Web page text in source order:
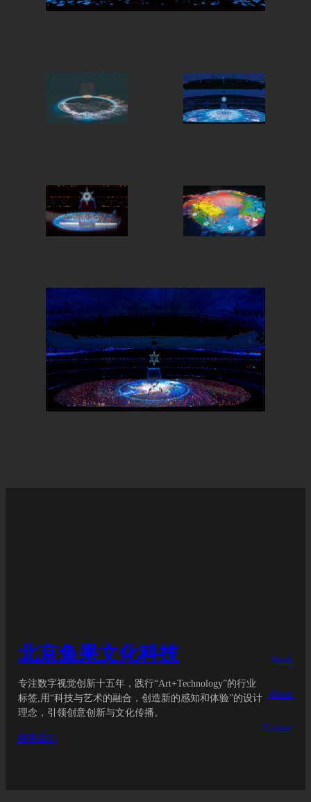
北京鱼果文化科技
专注数字视觉创新十五年，践行“Art+Technology”的行业
标签,用“科技与艺术的融合，创造新的感知和体验”的设计
理念，引领创意创新与文化传播。
联系我们
Work
About
Contact